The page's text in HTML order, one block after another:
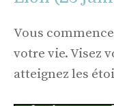
Vous
votre vie. Visez
atteignez les